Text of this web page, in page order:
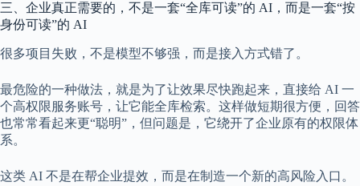
三、企业真正需要的，不是一套“全库可读”的 AI，而是一套“按
身份可读”的 AI
很多项目失败，不是模型不够强，而是接入方式错了。
最危险的一种做法，就是为了让效果尽快跑起来，直接给 AI 一
个高权限服务账号，让它能全库检索。这样做短期很方便，回答
也常常看起来更“聪明”，但问题是，它绕开了企业原有的权限体
系。
这类 AI 不是在帮企业提效，而是在制造一个新的高风险入口。